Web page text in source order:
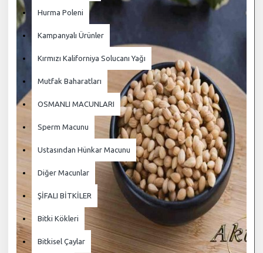
Hurma Poleni
Kampanyalı Ürünler
Kırmızı Kaliforniya Solucanı Yağı
Mutfak Baharatları
OSMANLI MACUNLARI
Sperm Macunu
Ustasından Hünkar Macunu
Diğer Macunlar
ŞİFALI BİTKİLER
Bitki Kökleri
Bitkisel Çaylar